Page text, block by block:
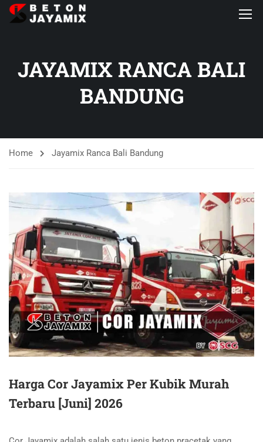
JAYAMIX RANCA BALI
BANDUNG
Home Jayamix Ranca Bali Bandung
Harga Cor Jayamix Per Kubik Murah
Terbaru [Juni] 2026